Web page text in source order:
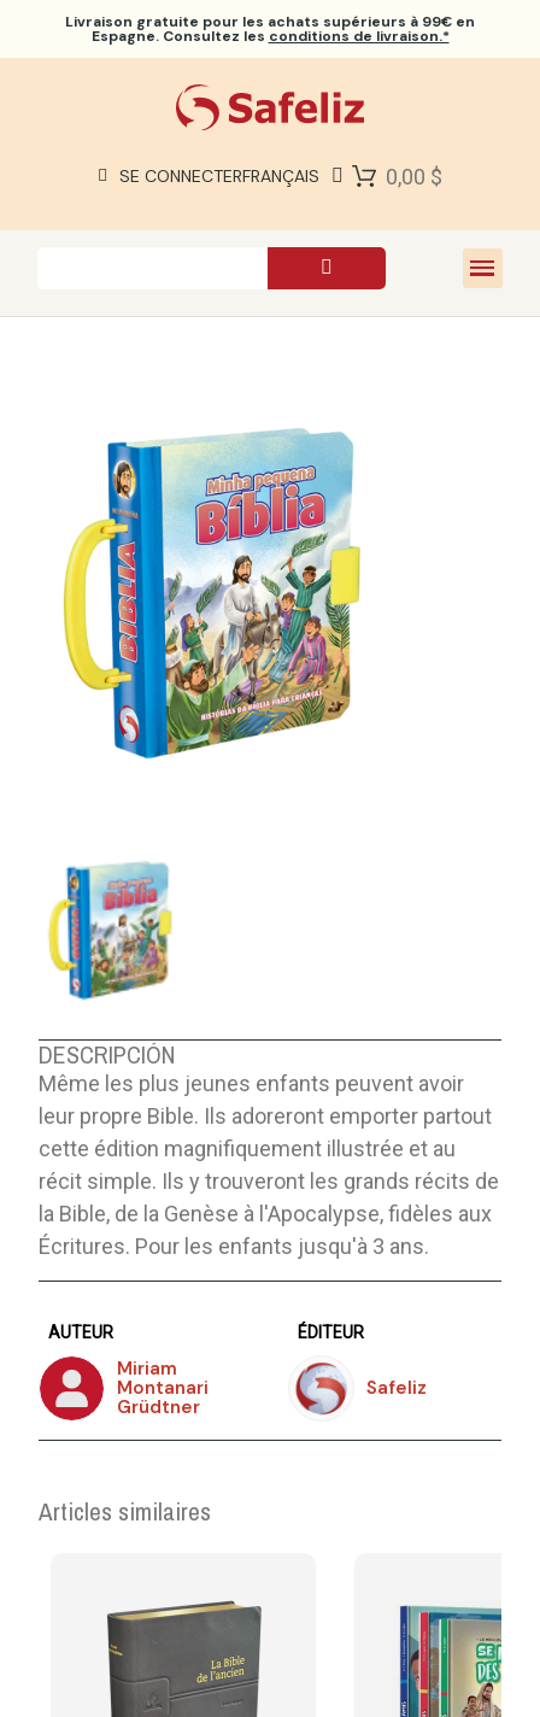
Livraison gratuite pour les achats supérieurs à 99€ en
Espagne. Consultez les conditions de livraison.*
SE CONNECTERFRANÇAIS 0,00 $
À PROPOS DE NOUS
DESCRIPCIÓN
Même les plus jeunes enfants peuvent avoir
leur propre Bible. Ils adoreront emporter partout
cette édition magnifiquement illustrée et au
récit simple. Ils y trouveront les grands récits de
la Bible, de la Genèse à l'Apocalypse, fidèles aux
Écritures. Pour les enfants jusqu'à 3 ans.
AUTEUR
Miriam
Montanari
Grüdtner
ÉDITEUR
Safeliz
Articles similaires